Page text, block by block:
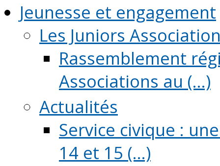
Jeunesse et engagement
Les Juniors
Rassemblement
Associations au (...)
Actualités
Service civique :
14 et 15 (...)